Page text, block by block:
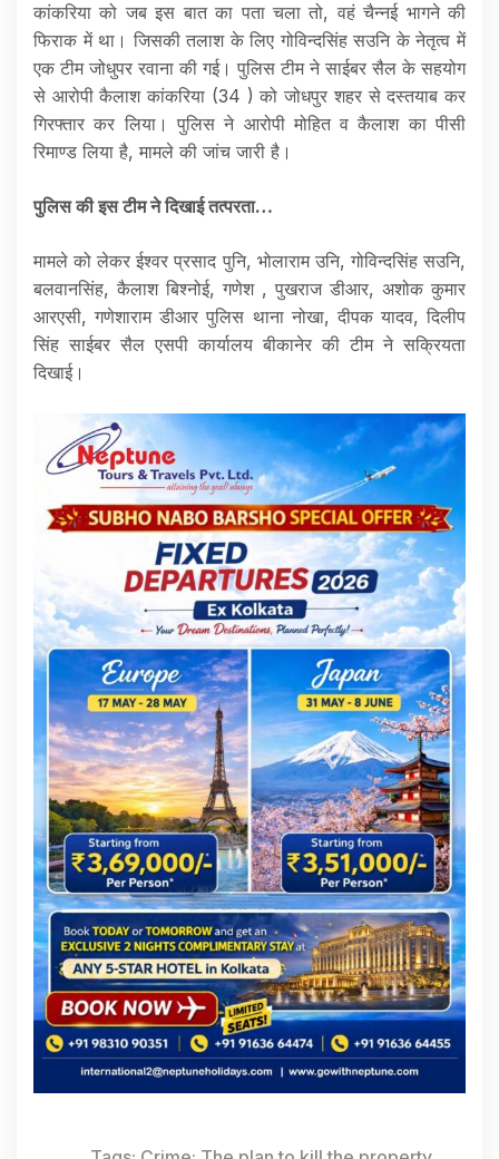
कांकरिया को जब इस बात का पता चला तो, वहं चैन्नई भागने की
फिराक में था। जिसकी तलाश के लिए गोविन्दसिंह सउनि के नेतृत्व में
एक टीम जोधुपर रवाना की गई। पुलिस टीम ने साईबर सैल के सहयोग
से आरोपी कैलाश कांकरिया (34 ) को जोधपुर शहर से दस्तयाब कर
गिरफ्तार कर लिया। पुलिस ने आरोपी मोहित व कैलाश का पीसी
रिमाण्ड लिया है, मामले की जांच जारी है।
पुलिस की इस टीम ने दिखाई तत्परता…
मामले को लेकर ईश्वर प्रसाद पुनि, भोलाराम उनि, गोविन्दसिंह सउनि,
बलवानसिंह, कैलाश बिश्नोई, गणेश , पुखराज डीआर, अशोक कुमार
आरएसी, गणेशाराम डीआर पुलिस थाना नोखा, दीपक यादव, दिलीप
सिंह साईबर सैल एसपी कार्यालय बीकानेर की टीम ने सक्रियता
दिखाई।